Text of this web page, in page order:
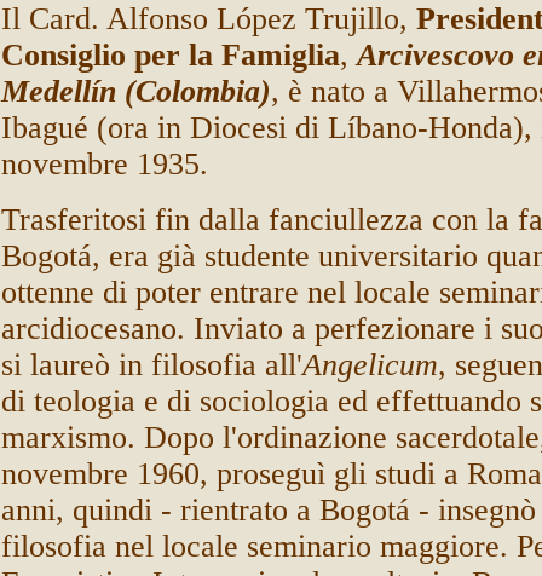
Il Card. Alfonso López Trujillo,
Consiglio per la Famiglia,Arcivescovo
Medellín (Colombia), è nato a
Ibagué (ora in Diocesi di Líbano-
novembre 1935.
Trasferitosi fin dalla fanciullezza con la
Bogotá, era già studente universitario
ottenne di poter entrare nel locale
arcidiocesano. Inviato a perfezionare i
si laureò in filosofia all'Angelicum,
di teologia e di sociologia ed effettuando
marxismo. Dopo l'ordinazione
novembre 1960, proseguì gli studi a
anni, quindi - rientrato a Bogotá -
filosofia nel locale seminario maggiore.